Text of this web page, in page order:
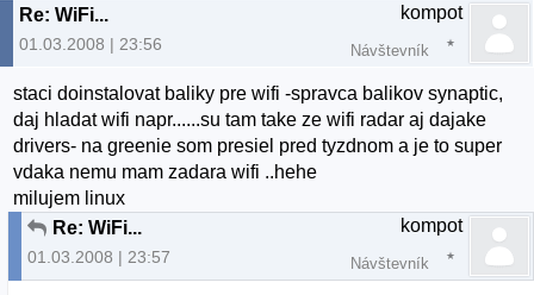
Re: WiFi...
01.03.2008 | 23:56
kompot
Návštevník
staci doinstalovat baliky pre wifi -spravca balikov synaptic,
daj hladat wifi napr......su tam take ze wifi radar aj dajake
drivers- na greenie som presiel pred tyzdnom a je to super
vdaka nemu mam zadara wifi ..hehe
milujem linux
Re: WiFi...
01.03.2008 | 23:57
kompot
Návštevník